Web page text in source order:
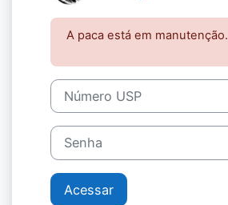
A paca está em manutenção.
Número USP
Senha
Acessar